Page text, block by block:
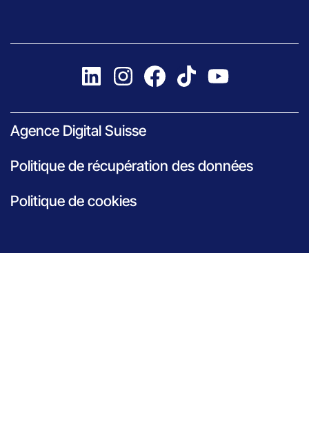
Agence Digital Suisse
Politique de récupération des données
Politique de cookies